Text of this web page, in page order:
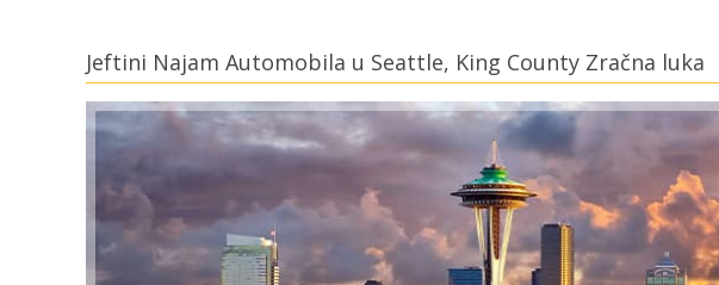
Jeftini Najam Automobila u Seattle, King County Zračna luka